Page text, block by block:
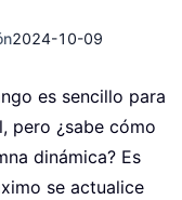
2024-10-09
es sencillo para
pero ¿sabe cómo
dinámica? Es
se actualice